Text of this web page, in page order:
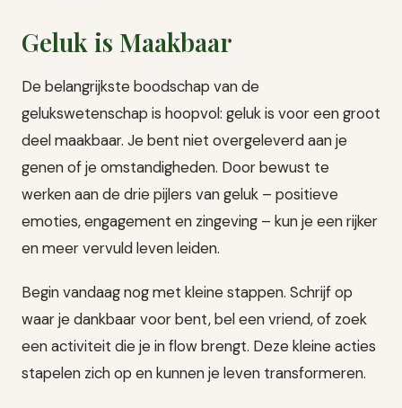
Geluk is Maakbaar
De belangrijkste boodschap van de
gelukswetenschap is hoopvol: geluk is voor een groot
deel maakbaar. Je bent niet overgeleverd aan je
genen of je omstandigheden. Door bewust te
werken aan de drie pijlers van geluk – positieve
emoties, engagement en zingeving – kun je een rijker
en meer vervuld leven leiden.
Begin vandaag nog met kleine stappen. Schrijf op
waar je dankbaar voor bent, bel een vriend, of zoek
een activiteit die je in flow brengt. Deze kleine acties
stapelen zich op en kunnen je leven transformeren.